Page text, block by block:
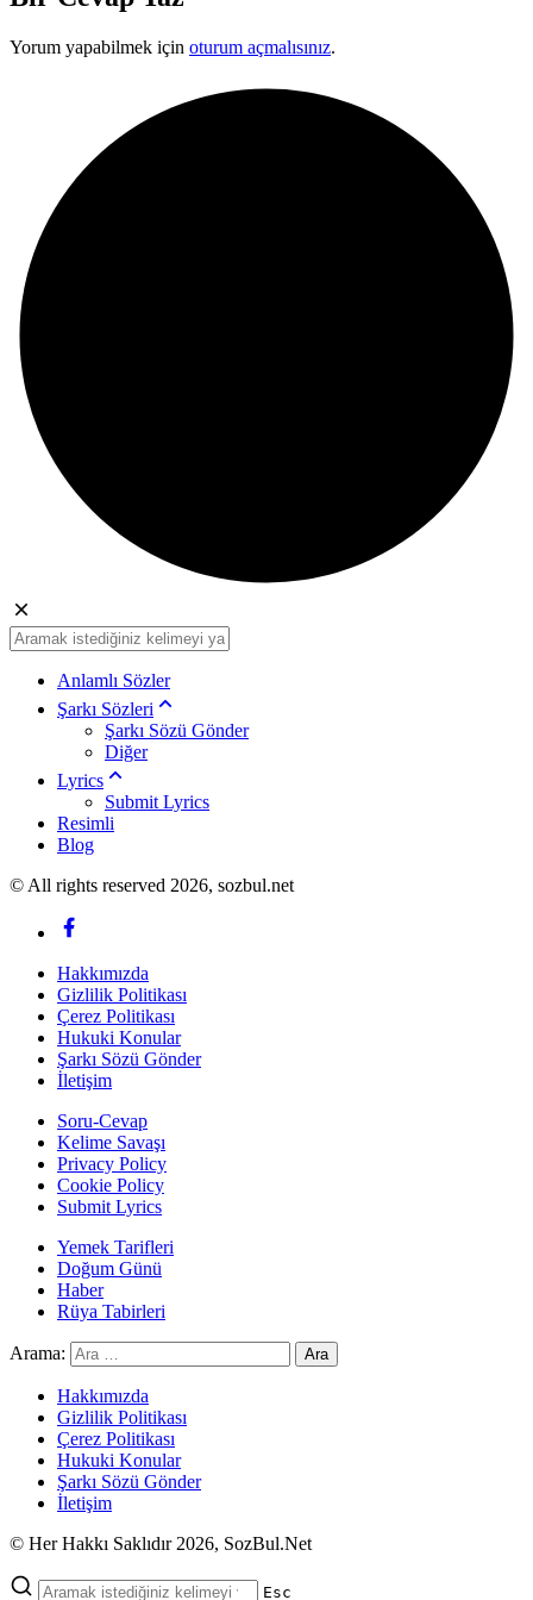
Yorum yapabilmek için oturum açmalısınız.
Anlamlı Sözler
Şarkı Sözleri
Şarkı Sözü Gönder
Diğer
Lyrics
Submit Lyrics
Resimli
Blog
© All rights reserved 2026, sozbul.net
Hakkımızda
Gizlilik Politikası
Çerez Politikası
Hukuki Konular
Şarkı Sözü Gönder
İletişim
Soru-Cevap
Kelime Savaşı
Privacy Policy
Cookie Policy
Submit Lyrics
Yemek Tarifleri
Doğum Günü
Haber
Rüya Tabirleri
Arama:
Hakkımızda
Gizlilik Politikası
Çerez Politikası
Hukuki Konular
Şarkı Sözü Gönder
İletişim
© Her Hakkı Saklıdır 2026, SozBul.Net
Esc